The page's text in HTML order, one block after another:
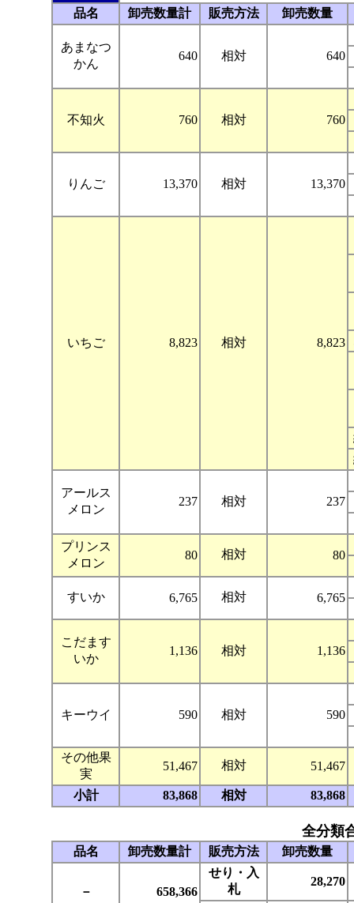
品名 卸売数量計 販売方法 卸売数量
あまなつ
かん
640 相対 640
不知火 760 相対 760
りんご 13,370 相対 13,370
いちご 8,823 相対 8,823
アールス
メロン
237 相対 237
プリンス
メロン
80 相対 80
すいか 6,765 相対 6,765
こだます
いか
1,136 相対 1,136
キーウイ 590 相対 590
その他果
実
51,467 相対 51,467
小計 83,868 相対 83,868
全分類
品名 卸売数量計 販売方法 卸売数量
－ 658,366
せり・入
札
28,270